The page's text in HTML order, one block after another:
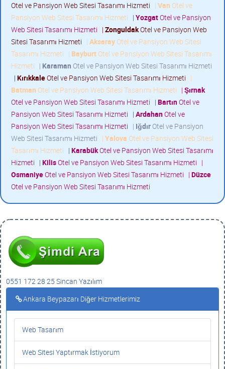
Otel ve Pansiyon Web Sitesi Tasarımı Hizmeti | Van Otel ve
Pansiyon Web Sitesi Tasarımı Hizmeti | YozgatOtel ve Pansiyon
Web Sitesi Tasarımı Hizmeti | ZonguldakOtel ve Pansiyon Web
Sitesi Tasarımı Hizmeti | Aksaray Otel ve Pansiyon Web Sitesi
Tasarımı Hizmeti | Bayburt Otel ve Pansiyon Web Sitesi Tasarımı
Hizmeti | Karaman Otel ve Pansiyon Web Sitesi Tasarımı Hizmeti
| KırıkkaleOtel ve Pansiyon Web Sitesi Tasarımı Hizmeti |
Batman Otel ve Pansiyon Web Sitesi Tasarımı Hizmeti | Şırnak
Otel ve Pansiyon Web Sitesi Tasarımı Hizmeti | BartınOtel ve
Pansiyon Web Sitesi Tasarımı Hizmeti | ArdahanOtel ve
Pansiyon Web Sitesi Tasarımı Hizmeti | Iğdır Otel ve Pansiyon
Web Sitesi Tasarımı Hizmeti | Yalova Otel ve Pansiyon Web Sitesi
Tasarımı Hizmeti | KarabükOtel ve Pansiyon Web Sitesi Tasarımı
Hizmeti | KilisOtel ve Pansiyon Web Sitesi Tasarımı Hizmeti |
OsmaniyeOtel ve Pansiyon Web Sitesi Tasarımı Hizmeti | Düzce
Otel ve Pansiyon Web Sitesi Tasarımı Hizmeti
0551 172 28 25 Sincan Yazılım
Ankara Beypazarı Diğer Hizmetlerimiz
Web Tasarım
Web Sitesi Yaptırmak İstiyorum